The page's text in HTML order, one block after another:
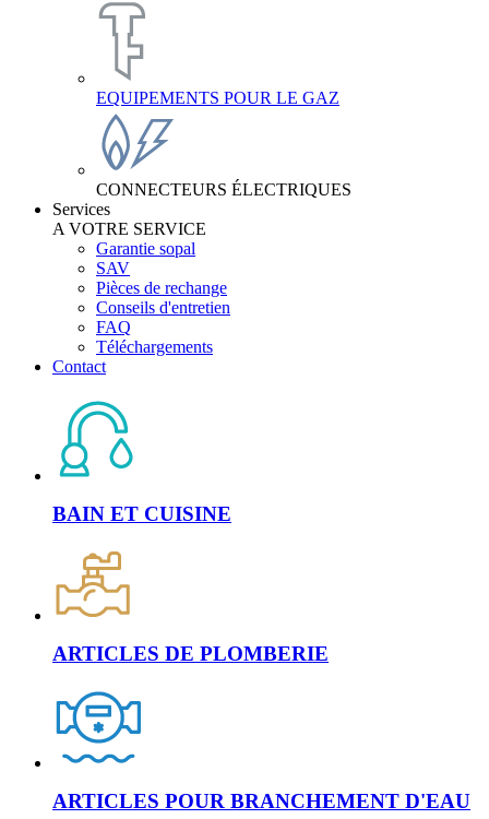
EQUIPEMENTS POUR LE GAZ
CONNECTEURS ÉLECTRIQUES
Services
A VOTRE SERVICE
Garantie sopal
SAV
Pièces de rechange
Conseils d'entretien
FAQ
Téléchargements
Contact
BAIN ET CUISINE
ARTICLES DE PLOMBERIE
ARTICLES POUR BRANCHEMENT D'EAU